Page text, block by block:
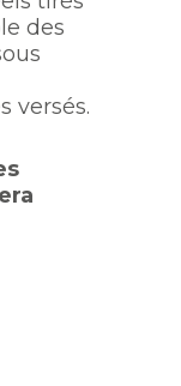
des
versés.